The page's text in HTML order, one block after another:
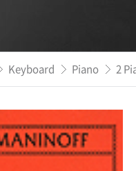
Keyboard Piano 2